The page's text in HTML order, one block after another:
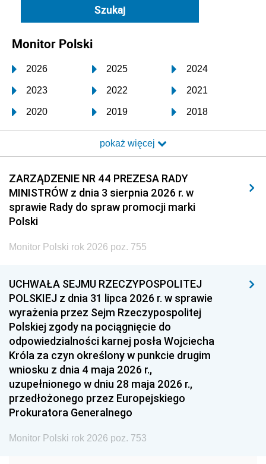
Monitor Polski
2026 2025 2024
2023 2022 2021
2020 2019 2018
2017 2016 2015
2014 2013 2012
2011 2010 2009
2008 2007 2006
2005
1996 1995 1994
1993 1992 1991
1990 1989
1987 1986 1985
1984 1983
1981 1980 1979
1978 1977
1975 1974
pokaż więcej
ZARZĄDZENIE NR 44 PREZESA RADY
MINISTRÓW z dnia 3 sierpnia 2026 r. w
sprawie Rady do spraw promocji marki
Polski
Monitor Polski rok 2026 poz. 755
UCHWAŁA SEJMU RZECZYPOSPOLITEJ
POLSKIEJ z dnia 31 lipca 2026 r. w sprawie
wyrażenia przez Sejm Rzeczypospolitej
Polskiej zgody na pociągnięcie do
odpowiedzialności karnej posła Wojciecha
Króla za czyn określony w punkcie drugim
wniosku z dnia 4 maja 2026 r.,
uzupełnionego w dniu 28 maja 2026 r.,
przedłożonego przez Europejskiego
Prokuratora Generalnego
Monitor Polski rok 2026 poz. 753